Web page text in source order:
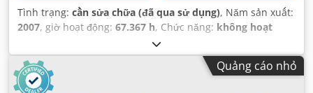
Tình trạng: cần sửa chữa (đã qua sử dụng), Năm sản xuất:
2007, giờ hoạt động: 67.367 h, Chức năng: không hoạt
W288
mm, khoảng cách di chuyển trục X:3.000 mm, khoảng
cách di chuyển trục Y:
, khoảng cách di chuyển
trục Z:200 mm
Quảng cáo nhỏ